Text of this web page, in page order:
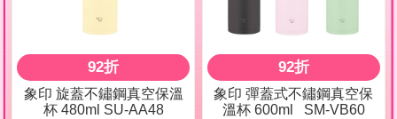
92折
象印 旋蓋不鏽鋼真空保溫
杯 480ml SU-AA48
92折
象印 彈蓋式不鏽鋼真空保
溫杯 600ml SM-VB60